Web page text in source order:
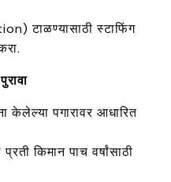
टाळण्यासाठी स्टाफिंग
केलेल्या पगारावर आधारित
किमान पाच वर्षांसाठी